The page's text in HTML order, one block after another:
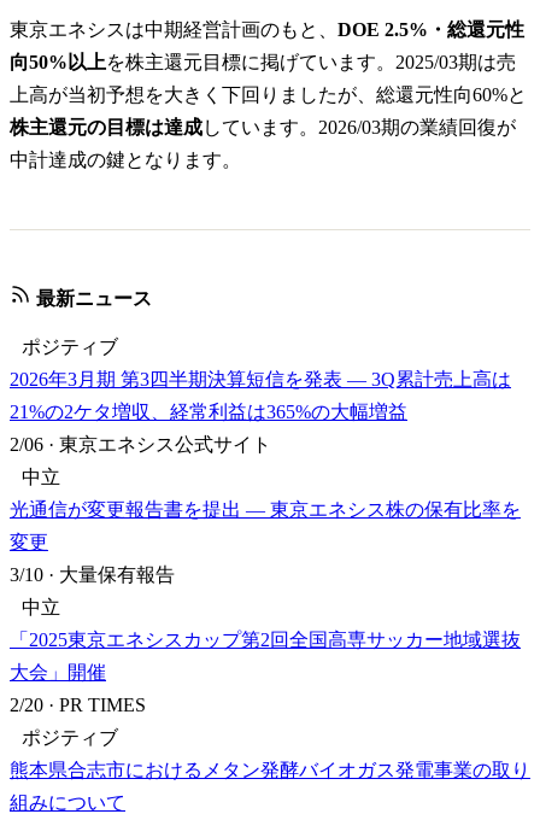
東京エネシスは中期経営計画のもと、 DOE 2.5%・総還元性
向50%以上を株主還元目標に掲げています。2025/03期は売
上高が当初予想を大きく下回りましたが、総還元性向60%と
株主還元の目標は達成しています。2026/03期の業績回復が
中計達成の鍵となります。
最新ニュース
ポジティブ
2026年3月期 第3四半期決算短信を発表 — 3Q累計売上高は
21%の2ケタ増収、経常利益は365%の大幅増益
2/06 · 東京エネシス公式サイト
中立
光通信が変更報告書を提出 — 東京エネシス株の保有比率を
変更
3/10 · 大量保有報告
中立
「2025東京エネシスカップ第2回全国高専サッカー地域選抜
大会」開催
2/20 · PR TIMES
ポジティブ
熊本県合志市におけるメタン発酵バイオガス発電事業の取り
組みについて